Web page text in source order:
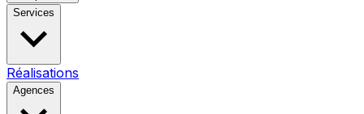
Services
Réalisations
Agences